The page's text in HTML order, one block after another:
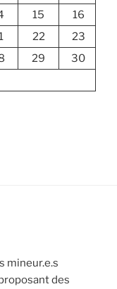
15
16
22
23
29
30
mineur.e.s
des